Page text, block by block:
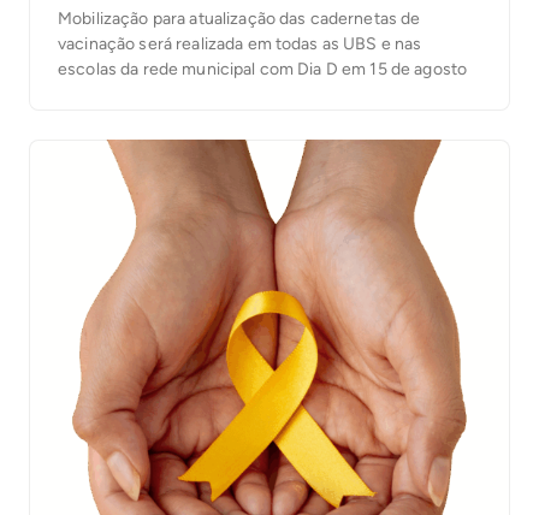
Mobilização para atualização das cadernetas de
vacinação será realizada em todas as UBS e nas
escolas da rede municipal com Dia D em 15 de agosto